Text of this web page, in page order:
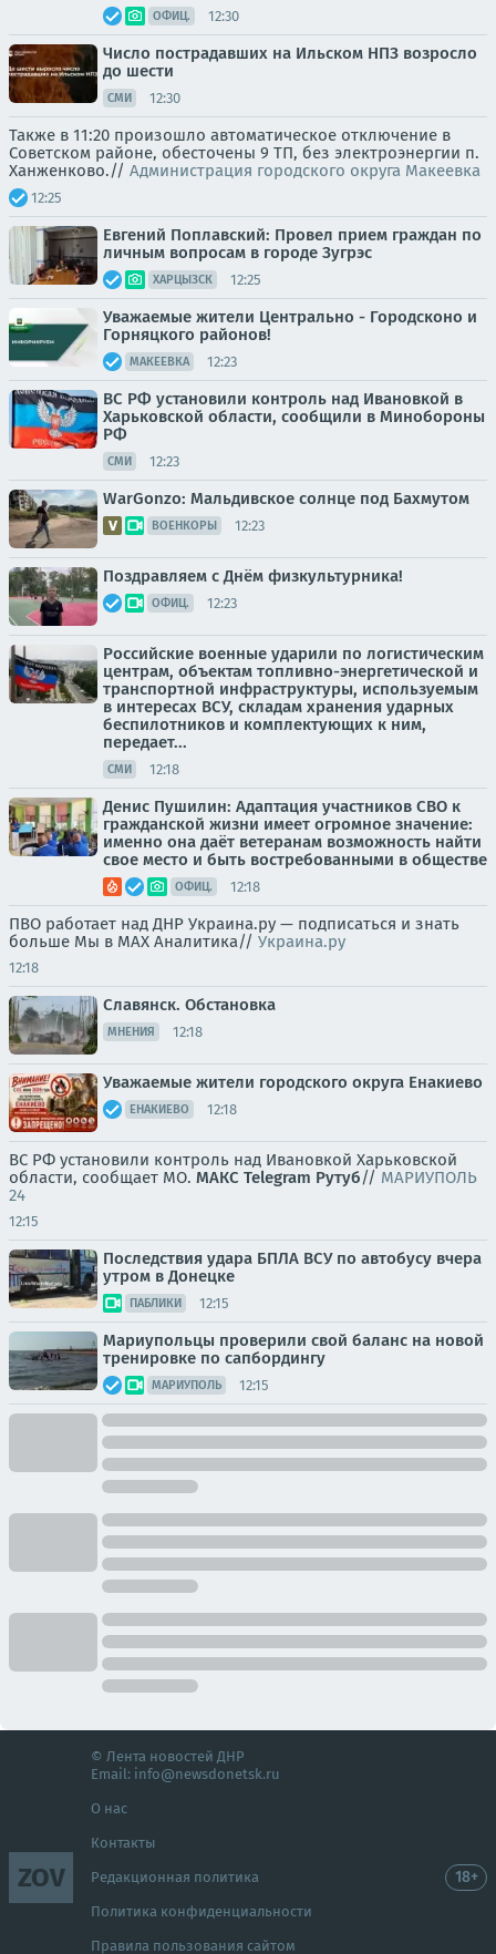
ОФИЦ. 12:30
Число пострадавших на Ильском НПЗ возросло
до шести
СМИ 12:30
Также в 11:20 произошло автоматическое отключение в
Советском районе, обесточены 9 ТП, без электроэнергии п.
Ханженково.// Администрация городского округа Макеевка
12:25
Евгений Поплавский: Провел прием граждан по
личным вопросам в городе Зугрэс
ХАРЦЫЗСК 12:25
Уважаемые жители Центрально - Городсконо и
Горняцкого районов!
МАКЕЕВКА 12:23
ВС РФ установили контроль над Ивановкой в
Харьковской области, сообщили в Минобороны
РФ
СМИ 12:23
WarGonzo: Мальдивское солнце под Бахмутом
ВОЕНКОРЫ 12:23
Поздравляем с Днём физкультурника!
ОФИЦ. 12:23
Российские военные ударили по логистическим
центрам, объектам топливно-энергетической и
транспортной инфраструктуры, используемым
в интересах ВСУ, складам хранения ударных
беспилотников и комплектующих к ним,
передает...
СМИ 12:18
Денис Пушилин: Адаптация участников СВО к
гражданской жизни имеет огромное значение:
именно она даёт ветеранам возможность найти
свое место и быть востребованными в обществе
ОФИЦ. 12:18
ПВО работает над ДНР Украина.ру — подписаться и знать
больше Мы в MAX Аналитика// Украина.ру
12:18
Славянск. Обстановка
МНЕНИЯ 12:18
Уважаемые жители городского округа Енакиево
ЕНАКИЕВО 12:18
ВС РФ установили контроль над Ивановкой Харьковской
области, сообщает МО. МАКС Telegram Рутуб// МАРИУПОЛЬ
24
12:15
Последствия удара БПЛА ВСУ по автобусу вчера
утром в Донецке
ПАБЛИКИ 12:15
Мариупольцы проверили свой баланс на новой
тренировке по сапбордингу
МАРИУПОЛЬ 12:15
ZOV
© Лента новостей ДНР
Email: info@newsdonetsk.ru
О нас
Контакты
Редакционная политика
Политика конфиденциальности
Правила пользования сайтом
18+